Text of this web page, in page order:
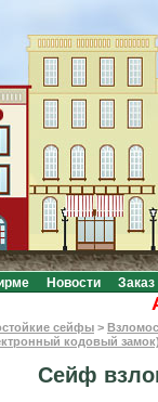
Новости Заказ
сейфы >
кодовый замок)
Сейф